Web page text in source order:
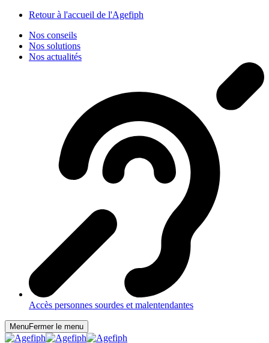
Retour à l'accueil de l'Agefiph
Nos conseils
Nos solutions
Nos actualités
Accès personnes sourdes et malentendantes
MenuFermer le menu